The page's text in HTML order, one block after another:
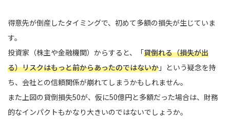
得意先が倒産したタイミングで、初めて多額の損失が生じていま
す。
投資家（株主や金融機関）からすると、「貸倒れる（損失が出
る）リスクはもっと前からあったのではないか 」という疑念を持
ち、会社との信頼関係が崩れてしまうかもしれません。
また上図の貸倒損失50が、仮に50億円と多額だった場合は、財務
的なインパクトもかなり大きいのではないでしょうか。